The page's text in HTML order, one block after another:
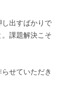
出すばかりで
課題解決こそ
せていただき